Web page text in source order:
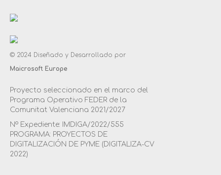
© 2024 Diseñado y Desarrollado por
Maicrosoft Europe
Proyecto seleccionado en el marco del
Programa Operativo FEDER de la
Comunitat Valenciana 2021/2027
Nº Expediente: IMDIGA/2022/555
PROGRAMA: PROYECTOS DE
DIGITALIZACIÓN DE PYME (DIGITALIZA-CV
2022)